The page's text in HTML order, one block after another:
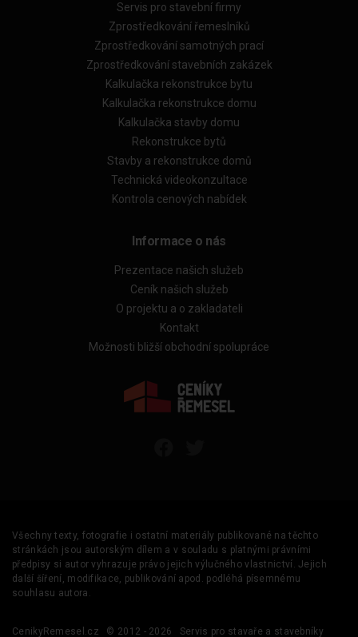
Servis pro stavební firmy
Zprostředkování řemeslníků
Zprostředkování samotných prací
Zprostředkování stavebních zakázek
Kalkulačka rekonstrukce bytu
Kalkulačka rekonstrukce domu
Kalkulačka stavby domu
Rekonstrukce bytů
Stavby a rekonstrukce domů
Technická videokonzultace
Kontrola cenových nabídek
Informace o nás
Prezentace našich služeb
Ceník našich služeb
O projektu a o zakladateli
Kontakt
Možnosti bližší obchodní spolupráce
Všechny texty, fotografie i ostatní materiály publikované na těchto
stránkách jsou autorským dílem a v souladu s platnými právními
předpisy si autor vyhrazuje právo jejich výlučného vlastnictví. Jejich
další šíření, modifikace, publikování apod. podléhá písemnému
souhlasu autora.
CenikyRemesel.cz © 2012 - 2026 Servis pro stavaře a stavebníky